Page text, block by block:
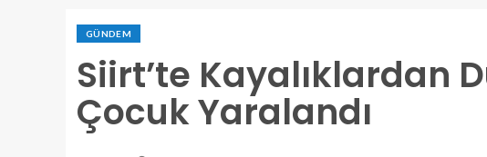
GÜNDEM
Siirt’te Kayalıklardan
Çocuk Yaralandı